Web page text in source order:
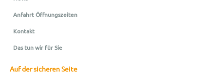
Anfahrt Öffnungszeiten
Kontakt
Das tun wir für Sie
Auf der sicheren Seite